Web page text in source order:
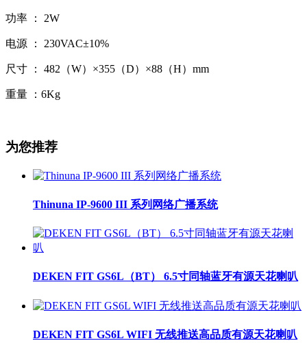
功率 ： 2W
电源 ： 230VAC±10%
尺寸 ： 482（W）×355（D）×88（H）mm
重量 ：6Kg
为您推荐
Thinuna IP-9600 III 系列网络广播系统
DEKEN FIT GS6L（BT） 6.5寸同轴蓝牙有源天花喇叭
DEKEN FIT GS6L WIFI 无线推送高品质有源天花喇叭